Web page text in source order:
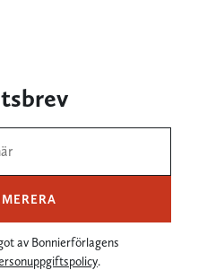
av Bonnierförlagens
.